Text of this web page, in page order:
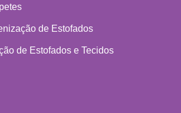
de Estofados
de Estofados e Tecidos